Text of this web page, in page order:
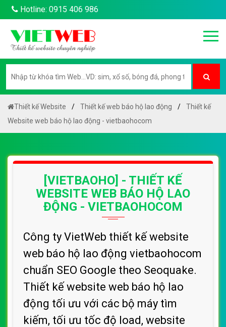
Hotline: 0915 406 986
Thiết kế Website Thiết kế web báo hộ lao động
Thiết kế
Website web báo hộ lao động - vietbaohocom
[VIETBAOHO] - THIẾT KẾ
WEBSITE WEB BÁO HỘ LAO
ĐỘNG - VIETBAOHOCOM
Công ty VietWeb thiết kế website
web báo hộ lao động vietbaohocom
chuẩn SEO Google theo Seoquake.
Thiết kế website web báo hộ lao
động tối ưu với các bộ máy tìm
kiếm, tối ưu tốc độ load, website